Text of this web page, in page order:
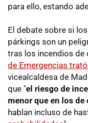
para ello, estando
El debate sobre si
párkings son un
tras los incendios de
de Emergencias
vicealcaldesa de
que "el riesgo de
menor que en los
hablan incluso de